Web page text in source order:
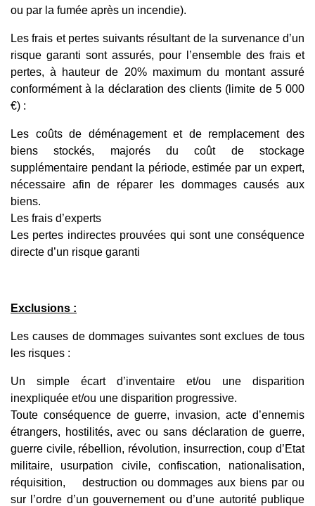
ou par la fumée après un incendie).
Les frais et pertes suivants résultant de la survenance d’un
risque garanti sont assurés, pour l’ensemble des frais et
pertes, à hauteur de 20% maximum du montant assuré
conformément à la déclaration des clients (limite de 5 000
€) :
Les coûts de déménagement et de remplacement des
biens stockés, majorés du coût de stockage
supplémentaire pendant la période, estimée par un expert,
nécessaire afin de réparer les dommages causés aux
biens.
Les frais d’experts
Les pertes indirectes prouvées qui sont une conséquence
directe d’un risque garanti
Exclusions :
Les causes de dommages suivantes sont exclues de tous
les risques :
Un simple écart d’inventaire et/ou une disparition
inexpliquée et/ou une disparition progressive.
Toute conséquence de guerre, invasion, acte d’ennemis
étrangers, hostilités, avec ou sans déclaration de guerre,
guerre civile, rébellion, révolution, insurrection, coup d’Etat
militaire, usurpation civile, confiscation, nationalisation,
réquisition, destruction ou dommages aux biens par ou
sur l’ordre d’un gouvernement ou d’une autorité publique